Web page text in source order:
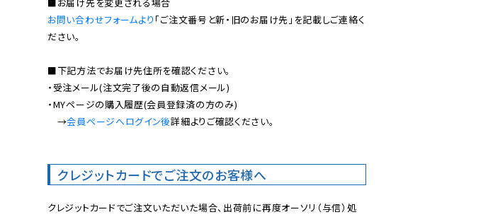
お問い合わせフォームより 「ご注文番号と新・旧のお届け先」を記載しご連絡く
ださい。
■下記方法でお届け先住所を確認ください。
・受注メール(注文完了後の自動返信メール)
・MYページの購入履歴(会員登録済の方のみ)
→会員ページへログイン後詳細よりご確認ください。
クレジットカードでご注文のお客様へ
クレジットカードでご注文いただいた場合、出荷前に再度オーソリ（与信）処